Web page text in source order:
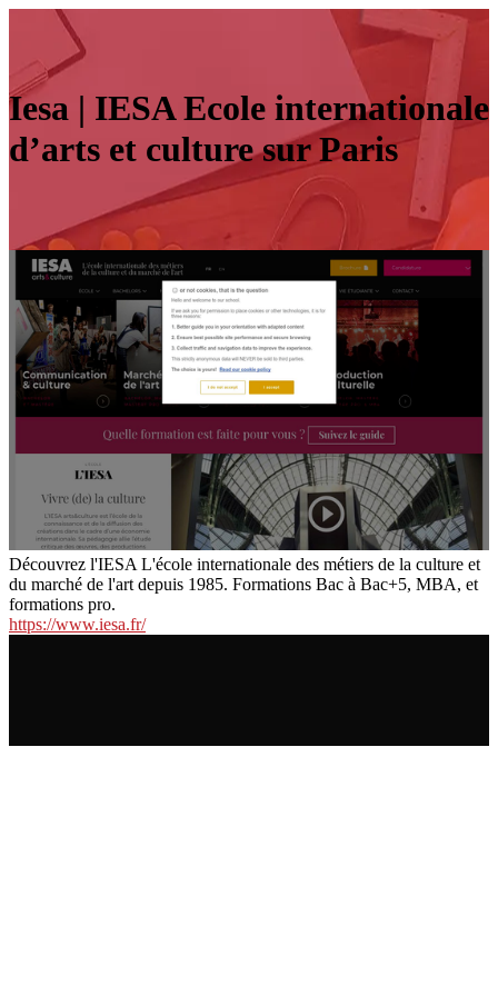
Iesa | IESA Ecole in­ter­nationa­le
d’arts et culture sur Paris
Découvrez l'IESA L'école internationale des métiers de la culture et
du marché de l'art depuis 1985. Formations Bac à Bac+5, MBA, et
formations pro.
https://www.iesa.fr/